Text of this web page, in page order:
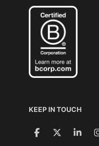
KEEP IN TOUCH